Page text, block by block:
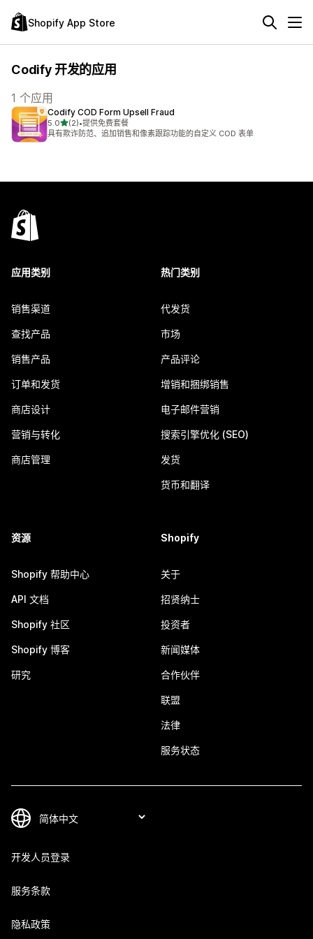
Shopify App Store
Codify 开发的应用
1 个应用
Codify COD Form Upsell Fraud
5.0星（满分 5 星）
(2)
总共 2 条评论
•提供免费套餐
具有欺诈防范、追加销售和像素跟踪功能的自定义 COD 表单
应用类别
销售渠道
查找产品
销售产品
订单和发货
商店设计
营销与转化
商店管理
热门类别
代发货
市场
产品评论
增销和捆绑销售
电子邮件营销
搜索引擎优化 (SEO)
发货
货币和翻译
资源
Shopify 帮助中心
API 文档
Shopify 社区
Shopify 博客
研究
Shopify
关于
招贤纳士
投资者
新闻媒体
合作伙伴
联盟
法律
服务状态
开发人员登录
服务条款
隐私政策